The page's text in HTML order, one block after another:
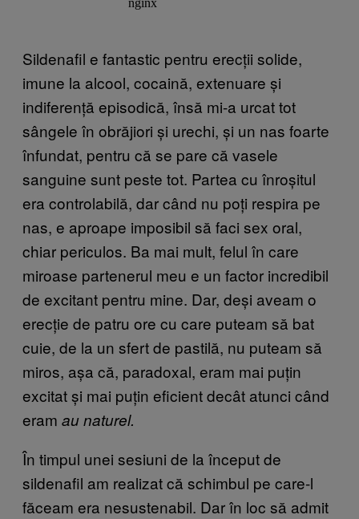
Sildenafil e fantastic pentru erecții solide,
imune la alcool, cocaină, extenuare și
indiferență episodică, însă mi-a urcat tot
sângele în obrăjiori și urechi, și un nas foarte
înfundat, pentru că se pare că vasele
sanguine sunt peste tot. Partea cu înroșitul
era controlabilă, dar când nu poți respira pe
nas, e aproape imposibil să faci sex oral,
chiar periculos. Ba mai mult, felul în care
miroase partenerul meu e un factor incredibil
de excitant pentru mine. Dar, deși aveam o
erecție de patru ore cu care puteam să bat
cuie, de la un sfert de pastilă, nu puteam să
miros, așa că, paradoxal, eram mai puțin
excitat și mai puțin eficient decât atunci când
eram au naturel.
În timpul unei sesiuni de la început de
sildenafil am realizat că schimbul pe care-l
făceam era nesustenabil. Dar în loc să admit